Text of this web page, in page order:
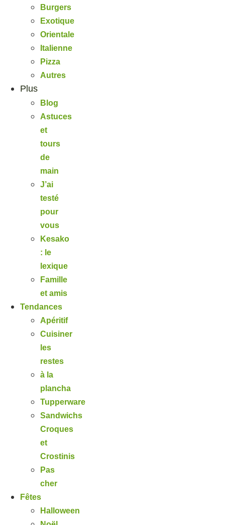
Burgers
Exotique
Orientale
Italienne
Pizza
Autres
Plus
Blog
Astuces
et
tours
de
main
J’ai
testé
pour
vous
Kesako
: le
lexique
Famille
et amis
Tendances
Apéritif
Cuisiner
les
restes
à la
plancha
Tupperware
Sandwichs
Croques
et
Crostinis
Pas
cher
Fêtes
Halloween